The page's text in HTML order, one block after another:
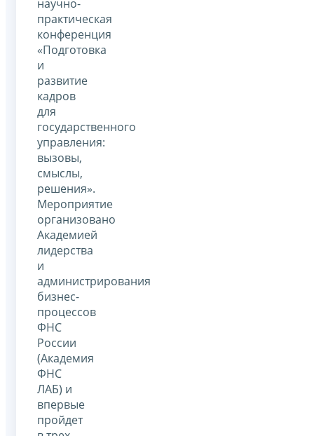
научно-
практическая
конференция
«Подготовка
и
развитие
кадров
для
государственного
управления:
вызовы,
смыслы,
решения».
Мероприятие
организовано
Академией
лидерства
и
администрирования
бизнес-
процессов
ФНС
России
(Академия
ФНС
ЛАБ) и
впервые
пройдет